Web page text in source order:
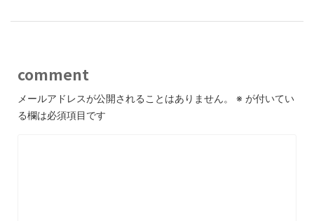
comment
メールアドレスが公開されることはありません。 ※ が付いてい
る欄は必須項目です